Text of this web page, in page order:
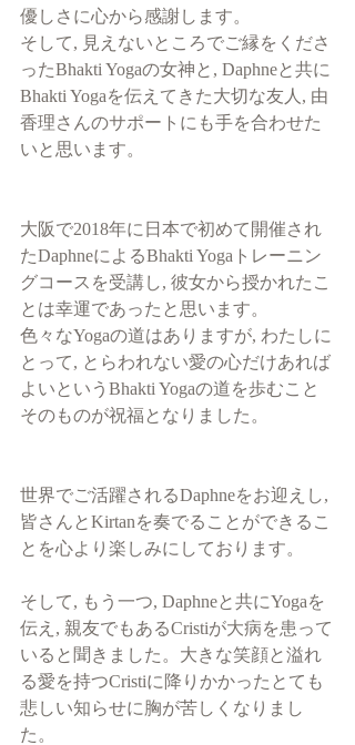
優しさに心から感謝します。
そして, 見えないところでご縁をくださ
ったBhakti Yogaの女神と, Daphneと共に
Bhakti Yogaを伝えてきた大切な友人, 由
香理さんのサポートにも手を合わせた
いと思います。
大阪で2018年に日本で初めて開催され
たDaphneによるBhakti Yogaトレーニン
グコースを受講し, 彼女から授かれたこ
とは幸運であったと思います。
色々なYogaの道はありますが, わたしに
とって, とらわれない愛の心だけあれば
よいというBhakti Yogaの道を歩むこと
そのものが祝福となりました。
世界でご活躍されるDaphneをお迎えし,
皆さんとKirtanを奏でることができるこ
とを心より楽しみにしております。
そして, もう一つ, Daphneと共にYogaを
伝え, 親友でもあるCristiが大病を患って
いると聞きました。大きな笑顔と溢れ
る愛を持つCristiに降りかかったとても
悲しい知らせに胸が苦しくなりまし
た。